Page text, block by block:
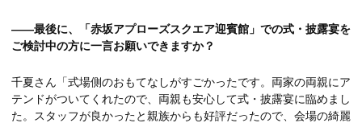
――最後に、「赤坂アプローズスクエア迎賓館」での式・披露宴を
ご検討中の方に一言お願いできますか？
千夏さん「式場側のおもてなしがすごかったです。両家の両親にア
テンドがついてくれたので、両親も安心して式・披露宴に臨めまし
た。スタッフが良かったと親族からも好評だったので、会場の綺麗